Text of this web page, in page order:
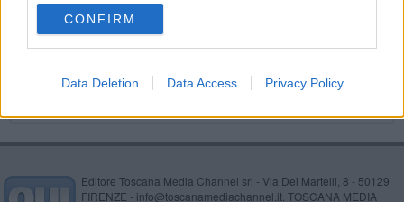
CONFIRM
Data Deletion Data Access Privacy Policy
Escursioni e stelle cadenti al Parco
​Ferragosto in un calice di vino e di stelle
Editore Toscana Media Channel srl - Via Dei Martelli, 8 - 50129
FIRENZE - info@toscanamediachannel.it. TOSCANA MEDIA